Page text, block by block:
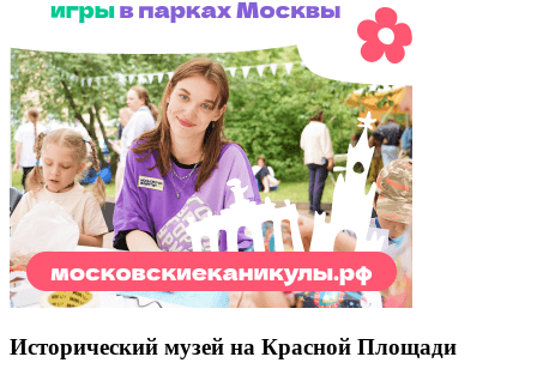
Исторический музей на Красной Площади